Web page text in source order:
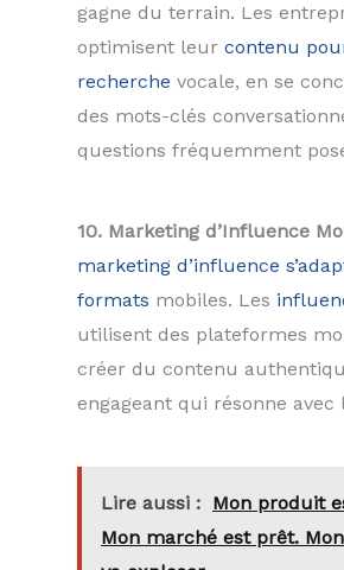
gagne du terrain. Les
optimisent leur contenu
recherche vocale, en se
des mots-clés
questions fréquemment
10. Marketing d’Influence
marketing d’influence
formats mobiles. Les
utilisent des plateformes
créer du contenu
engageant qui résonne
Lire aussi : Mon produit
Mon marché est prêt.